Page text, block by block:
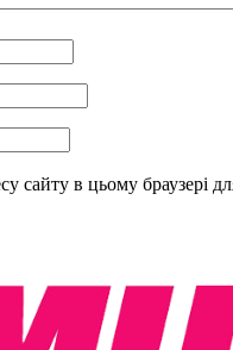
сайту в цьому браузері